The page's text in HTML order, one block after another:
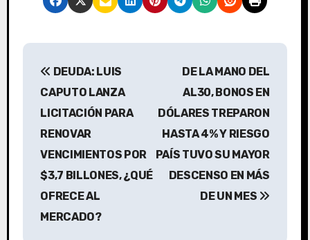
N
DEUDA: LUIS
CAPUTO LANZA
LICITACIÓN PARA
RENOVAR
VENCIMIENTOS POR
$3,7 BILLONES, ¿QUÉ
OFRECE AL
MERCADO?
DE LA MANO DEL
AL30, BONOS EN
DÓLARES TREPARON
HASTA 4% Y RIESGO
PAÍS TUVO SU MAYOR
DESCENSO EN MÁS
DE UN MES